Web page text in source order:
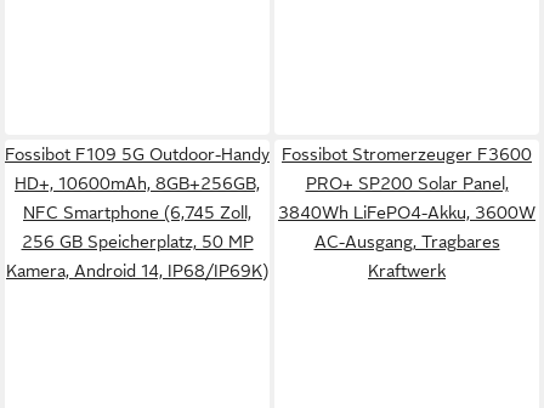
Fossibot F109 5G Outdoor-Handy
HD+, 10600mAh, 8GB+256GB,
NFC Smartphone (6,745 Zoll,
256 GB Speicherplatz, 50 MP
Kamera, Android 14, IP68/IP69K)
Fossibot Stromerzeuger F3600
PRO+ SP200 Solar Panel,
3840Wh LiFePO4-Akku, 3600W
AC-Ausgang, Tragbares
Kraftwerk